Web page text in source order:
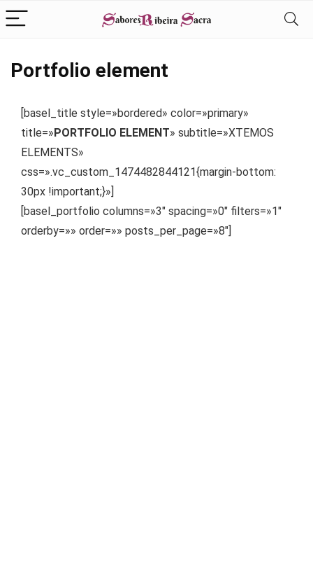
Portfolio element
[basel_title style=»bordered» color=»primary»
title=»PORTFOLIO ELEMENT» subtitle=»XTEMOS
ELEMENTS»
css=».vc_custom_1474482844121{margin-bottom:
30px !important;}»]
[basel_portfolio columns=»3″ spacing=»0″ filters=»1″
orderby=»» order=»» posts_per_page=»8″]